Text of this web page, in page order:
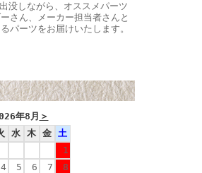
没しながら、オススメパーツ
さん、メーカー担当者さんと
パーツをお届けいたします。
年8月 ＞
水 木 金 土
1
4 5 6 7
8